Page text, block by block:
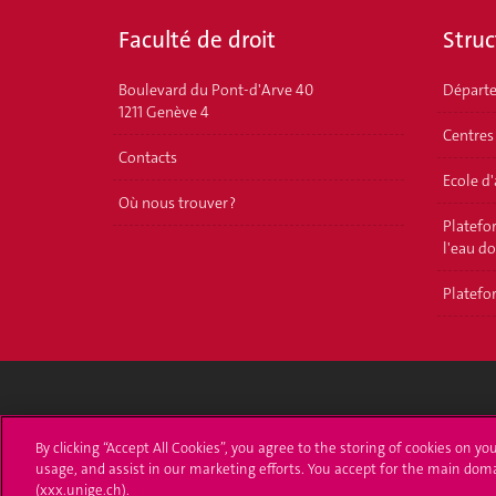
Faculté de droit
Boulevard du Pont-d'Arve 40
1211 Genève 4
Contacts
Où nous trouver ?
Ecole
l'eau
24 rue du Général-Dufour
By clicking “Accept All Cookies”, you agree to the storing of cookies on
usage, and assist in our marketing efforts. You accept for the main
(xxx.unige.ch).